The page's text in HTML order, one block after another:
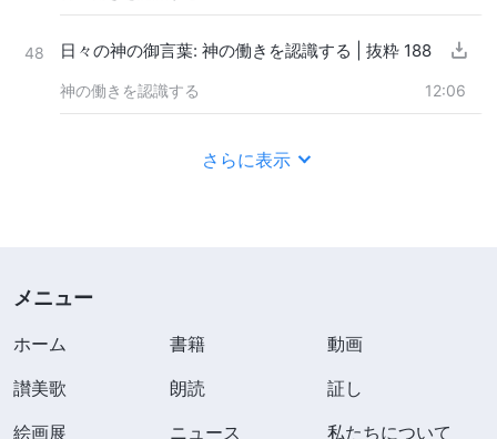
48 日々の神の御言葉: 神の働きを認識する | 抜粋 188
神の働きを認識する 12:06
さらに表示
メニュー
ホーム 書籍
動画
讃美歌
朗読
証し
絵画展
ニュース 私たちについて